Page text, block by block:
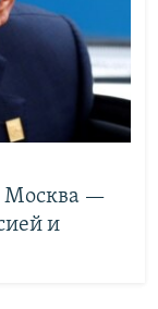
Москва —
и